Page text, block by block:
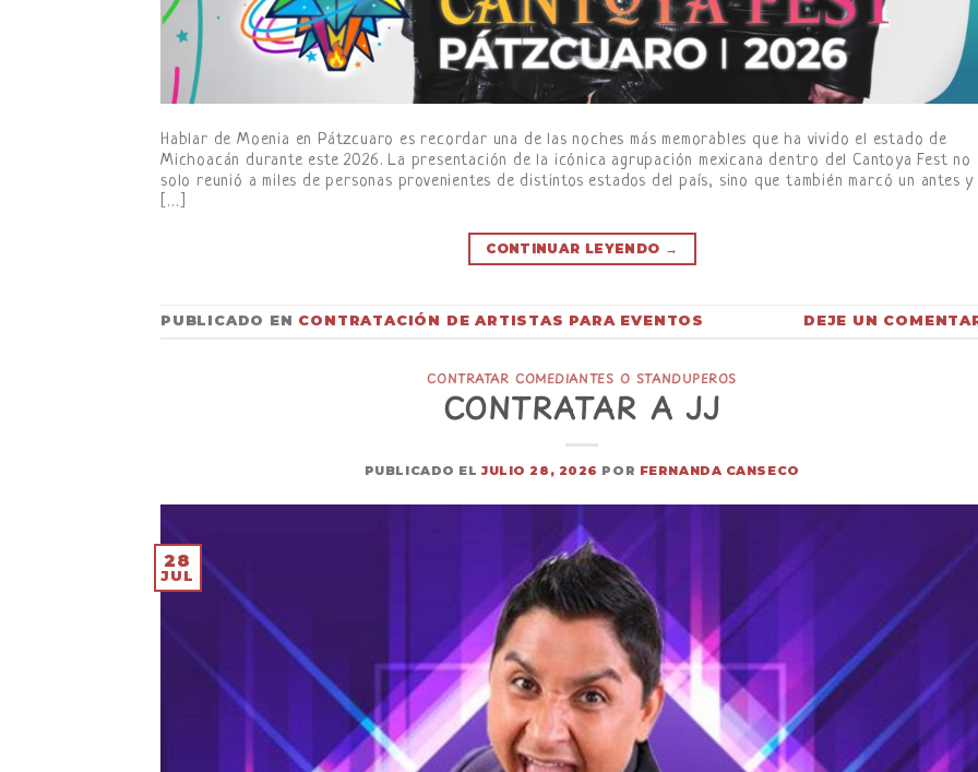
Hablar de Moenia en Pátzcuaro es recordar una de las noches más memorables que ha vivido el estado de
Michoacán durante este 2026. La presentación de la icónica agrupación mexicana dentro del Cantoya Fest no
solo reunió a miles de personas provenientes de distintos estados del país, sino que también marcó un antes y
[…]
CONTINUAR LEYENDO →
PUBLICADO EN CONTRATACIÓN DE ARTISTAS PARA EVENTOS DEJE UN
CONTRATAR COMEDIANTES O STANDUPEROS
CONTRATAR A JJ
PUBLICADO ELJULIO 28, 2026 POR FERNANDA CANSECO
28
JUL